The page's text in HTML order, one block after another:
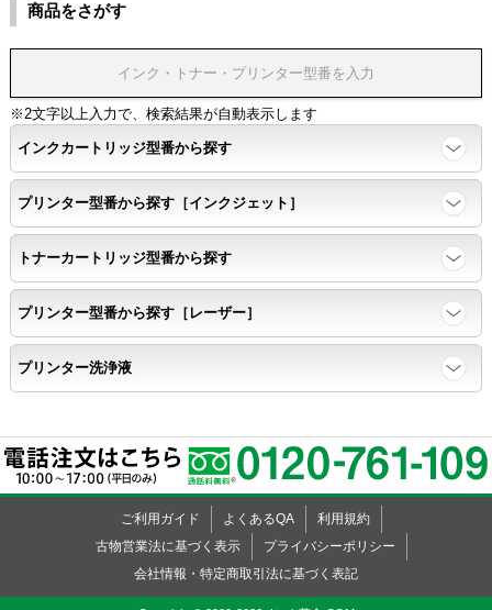
商品をさがす
※2文字以上入力で、検索結果が自動表示します
インクカートリッジ型番から探す
プリンター型番から探す［インクジェット］
トナーカートリッジ型番から探す
プリンター型番から探す［レーザー］
プリンター洗浄液
ご利用ガイド よくあるQA
利用規約
古物営業法に基づく表示
プライバシーポリシー
会社情報・特定商取引法に基づく表記